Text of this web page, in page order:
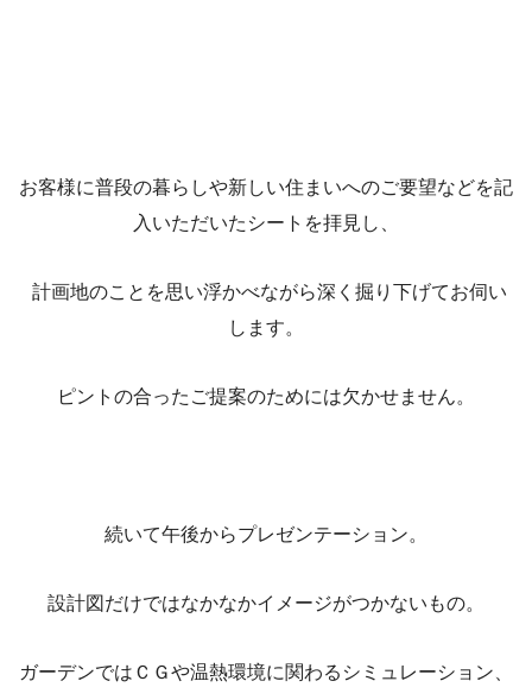
お客様に普段の暮らしや新しい住まいへのご要望などを記
入いただいたシートを拝見し、
計画地のことを思い浮かべながら深く掘り下げてお伺い
します。
ピントの合ったご提案のためには欠かせません。
続いて午後からプレゼンテーション。
設計図だけではなかなかイメージがつかないもの。
ガーデンではＣＧや温熱環境に関わるシミュレーション、